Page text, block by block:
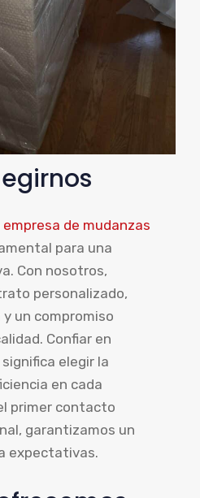
empresa de mudanzas
para una
Con nosotros,
personalizado,
un compromiso
Confiar en
elegir la
en cada
primer contacto
garantizamos un
expectativas.